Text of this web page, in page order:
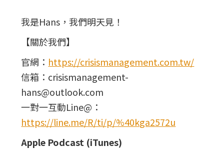
我是Hans，我們明天見！
【關於我們】
官網： https://crisismanagement.com.tw/
信箱：crisismanagement-
hans@outlook.com
一對一互動Line@：
https://line.me/R/ti/p/%40kga2572u
Apple Podcast (iTunes)